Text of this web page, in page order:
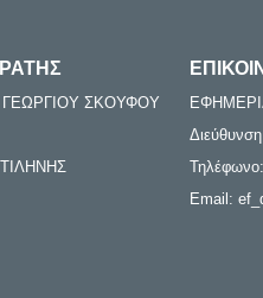
ΣΚΟΥΦΟΥ
Email: